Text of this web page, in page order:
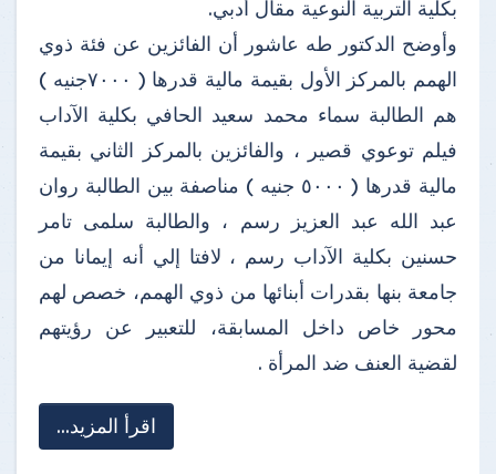
بكلية التربية النوعية مقال أدبي.
وأوضح الدكتور طه عاشور أن الفائزين عن فئة ذوي
الهمم بالمركز الأول بقيمة مالية قدرها ( ٧٠٠٠جنيه )
هم الطالبة سماء محمد سعيد الحافي بكلية الآداب
فيلم توعوي قصير ، والفائزين بالمركز الثاني بقيمة
مالية قدرها ( ٥٠٠٠ جنيه ) مناصفة بين الطالبة روان
عبد الله عبد العزيز رسم ، والطالبة سلمى تامر
حسنين بكلية الآداب رسم ، لافتا إلي أنه إيمانا من
جامعة بنها بقدرات أبنائها من ذوي الهمم، خصص لهم
محور خاص داخل المسابقة، للتعبير عن رؤيتهم
لقضية العنف ضد المرأة .
اقرأ المزيد...